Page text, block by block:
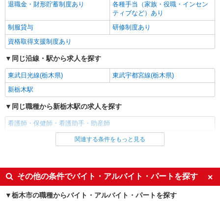
退職金・財形貯蓄制度あり
各種手当（家族・役職・インセン
ティブなど）あり
制服貸与
研修制度あり
資格取得支援制度あり
同じ沿線・駅から求人を探す
東武日光線(栃木県)
東武宇都宮線(栃木県)
新栃木駅
同じ職種から新栃木駅の求人を探す
看護師・保健師・看護助手・助産師
同じ雇用形態から新栃木駅の求人を探す
同じ特徴から新栃木駅の求人を探す
入社日応相談
未経験歓迎
関連する条件をもっと見る
その他の条件でバイト・アルバイト・パートを探す
栃木市の職種からバイト・アルバイト・パートを探す